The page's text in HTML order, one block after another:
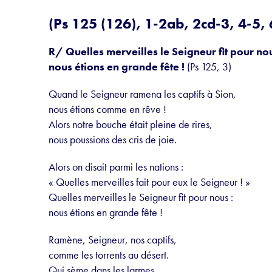
(Ps 125 (126), 1-2ab, 2cd-3, 4-5,
R/ Quelles merveilles le Seigneur fit pour
nous étions en grande fête ! (Ps 125, 3)
Quand le Seigneur ramena les captifs à Sion,
nous étions comme en rêve !
Alors notre bouche était pleine de rires,
nous poussions des cris de joie.
Alors on disait parmi les nations :
« Quelles merveilles fait pour eux le Seigneur ! »
Quelles merveilles le Seigneur fit pour nous :
nous étions en grande fête !
Ramène, Seigneur, nos captifs,
comme les torrents au désert.